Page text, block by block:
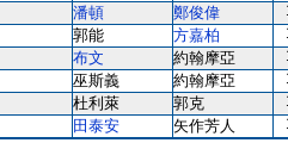
潘頓 鄭俊偉
郭能 方嘉柏
布文 約翰摩亞
巫斯義 約翰摩亞
杜利萊 郭克
田泰安 矢作芳人